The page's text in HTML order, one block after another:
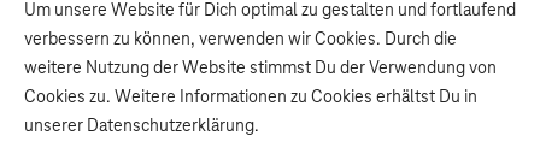
Um unsere Website für Dich optimal zu gestalten und fortlaufend
verbessern zu können, verwenden wir Cookies. Durch die
weitere Nutzung der Website stimmst Du der Verwendung von
Cookies zu. Weitere Informationen zu Cookies erhältst Du in
unserer Datenschutzerklärung.